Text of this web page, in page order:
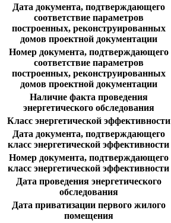
Дата документа, подтверждающего
соответствие параметров
построенных, реконструированных
домов проектной документации
Номер документа, подтверждающего
соответствие параметров
построенных, реконструированных
домов проектной документации
Наличие факта проведения
энергетического обследования
Класс энергетической эффективности
Дата документа, подтверждающего
класс энергетической эффективности
Номер документа, подтверждающего
класс энергетической эффективности
Дата проведения энергетического
обследования
Дата приватизации первого жилого
помещения